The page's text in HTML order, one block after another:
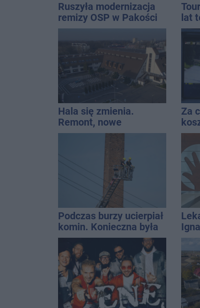
Ruszyła modernizacja
remizy OSP w Pakości
lat
Hala się zmienia.
Remont, nowe
nagłośnienie, a przed
QEMETICA ARENA
Za
Do
Podczas burzy ucierpiał
komin. Konieczna była
interwencja strażaków